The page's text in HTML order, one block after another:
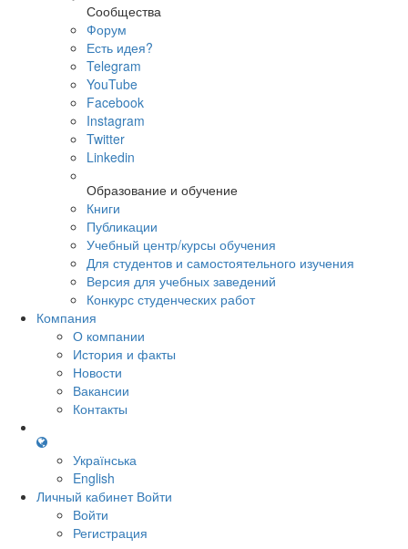
Сообщества
Форум
Есть идея?
Telegram
YouTube
Facebook
Instagram
Twitter
Linkedin
Образование и обучение
Книги
Публикации
Учебный центр/курсы обучения
Для студентов и самостоятельного изучения
Версия для учебных заведений
Конкурс студенческих работ
Компания
О компании
История и факты
Новости
Вакансии
Контакты
Українська
English
Личный кабинет Войти
Войти
Регистрация